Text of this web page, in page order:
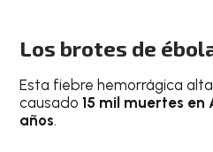
Los brotes de
Esta fiebre hemorrágica
causado15 mil muertes en
años.